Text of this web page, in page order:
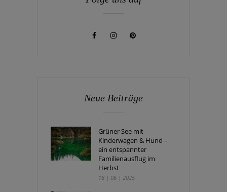
Neue Beiträge
Grüner See mit
Kinderwagen & Hund –
ein entspannter
Familienausflug im
Herbst
18 | 06 | 2025